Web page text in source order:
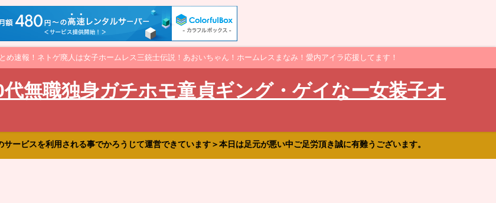
速報！ネトゲ廃人は女子ホームレス三銃士伝説！あおいちゃん！ホームレスまなみ！愛内アイラ応援してます！
無職独身ガチホモ童貞ギング・ゲイなー女装子オ
ービスを利用される事でかろうじて運営できています＞本日は足元が悪い中ご足労頂き誠に有難うございます。